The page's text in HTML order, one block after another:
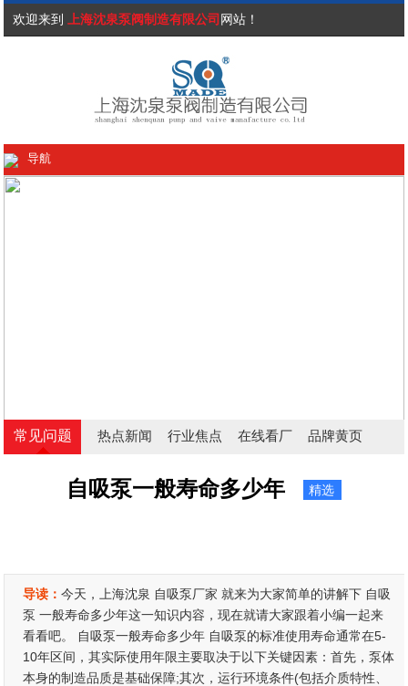
欢迎来到 上海沈泉泵阀制造有限公司 网站！
导航
常见问题 热点新闻 行业焦点 在线看厂 品牌黄页
自吸泵一般寿命多少年 精选
导读：今天，上海沈泉 自吸泵厂家 就来为大家简单的讲解下 自吸
泵 一般寿命多少年这一知识内容，现在就请大家跟着小编一起来
看看吧。 自吸泵一般寿命多少年 自吸泵的标准使用寿命通常在5-
10年区间，其实际使用年限主要取决于以下关键因素：首先，泵体
本身的制造品质是基础保障;其次，运行环境条件(包括介质特性、